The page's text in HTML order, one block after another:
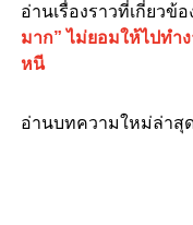
อ่านเรื่องราวที่เกี่ยวข้อ
มาก” ไม่ยอมให้ไปทำ
หนี
อ่านบทความใหม่ล่าสุ